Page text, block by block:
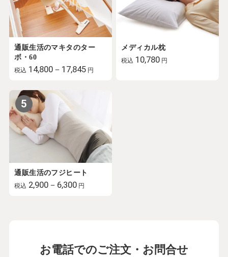
通販生活のマキタのター
ボ・60
税込 14,800－17,845 円
メディカル枕
税込 10,780 円
通販生活のフジヒート
税込 2,900－6,300 円
5
お電話でのご注文・お問合せ